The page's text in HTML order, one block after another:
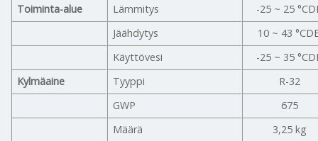
Toiminta-alue
Lämmitys
-25 ~ 25
Jäähdytys
10 ~ 43
Käyttövesi
-25 ~ 35
Kylmäaine
Tyyppi
R-32
GWP
675
Määrä
3,25 kg